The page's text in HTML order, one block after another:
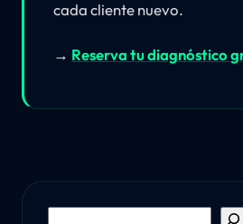
cada cliente nuevo.
→ Reserva tu diagnóstico